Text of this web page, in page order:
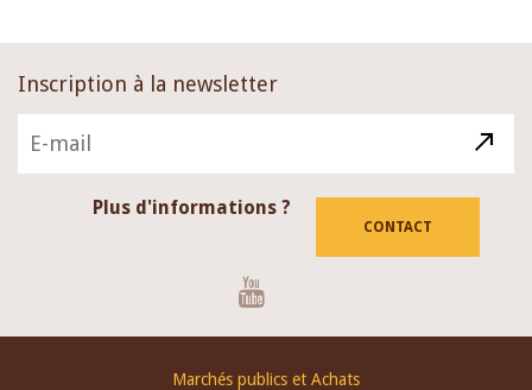
Inscription à la newsletter
Plus d'informations ?
CONTACT
Marchés publics et Achats